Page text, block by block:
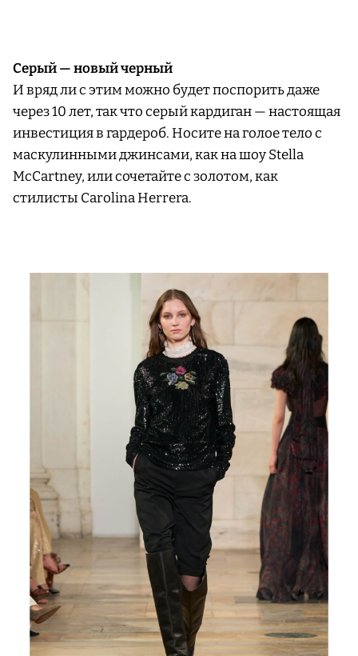
Серый — новый черный
И вряд ли с этим можно будет поспорить даже
через 10 лет, так что серый кардиган — настоящая
инвестиция в гардероб. Носите на голое тело с
маскулинными джинсами, как на шоу Stella
McCartney, или сочетайте с золотом, как
стилисты Carolina Herrera.